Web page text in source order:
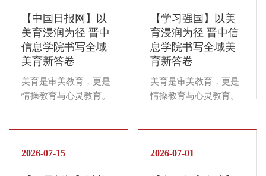
赛场喝彩不断。7月21
...
仪式上各队伍展示特色
成套动作并齐舞互动，
现场气氛热烈。副校长
常彦阁宣布开赛，...
近百支代表队的千余名
青少年舞者同台竞技。
作为东道主，晋中信息
学院依托成熟办赛体系
实现全流程高标准保
障，校运动舞蹈队更在
阶段接续展开。7月19
学校美育浸润行动的通
知》，推动美育从“有没
有”迈向“好不好”。在这
一时代命题下，晋中信
息学院以“最艺术的非艺
术院校”为办学追求，将
实践活动、艺术创作、
【中国日报网】以
美育浸润为径 晋中
信息学院书写全域
美育新答卷
美育是审美教育，更是
情操教育与心灵教育。
文化人。2023年，教育
【学习强国】以美
育浸润为径 晋中信
息学院书写全域美
育新答卷
美育是审美教育，更是
情操教育与心灵教育。
文化人。2023年，教育
2026-07-15 2026-07-01